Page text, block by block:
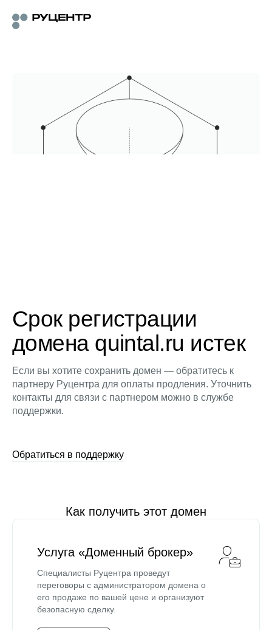
Срок регистрации
домена quintal.ru истек
Если вы хотите сохранить домен — обратитесь к
партнеру Руцентра для оплаты продления. Уточнить
контакты для связи с партнером можно в службе
поддержки.
Обратиться в поддержку
Как получить этот домен
Услуга «Доменный брокер»
Специалисты Руцентра проведут
переговоры с администратором домена о
его продаже по вашей цене и организуют
безопасную сделку.